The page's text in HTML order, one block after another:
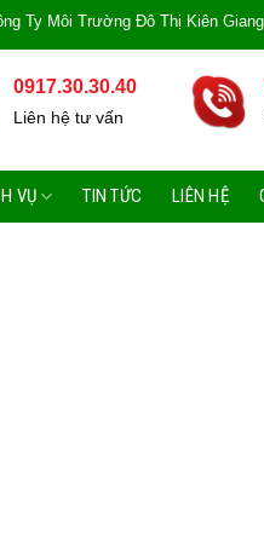
Trường Đô Thị Kiên Giang
0917.30.30.40
Liên hệ tư vấn
VỤ TIN TỨC LIÊN HỆ